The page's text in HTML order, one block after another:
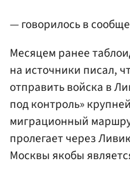
— говорилось в
Месяцем ранее
на источники писал,
отправить войска в
под контроль»
миграционный
пролегает через
Москвы якобы